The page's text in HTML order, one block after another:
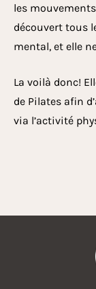
les
découvert tous
mental, et elle
La voilà donc!
de Pilates afin
via l’activité